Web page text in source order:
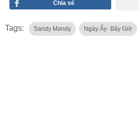
Chia sẻ
Tags: Sandy Mandy Ngày Ấy- Bây Giờ